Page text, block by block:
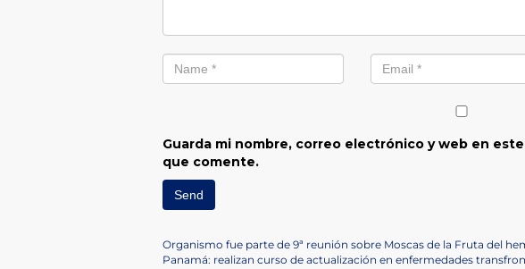
Guarda mi nombre, correo electrónico y web en
que comente.
Navegación
Previous
Post
Organismo fue parte de 9ª reunión sobre Moscas de la Fruta del
Next
Panamá: realizan curso de actualización en enfermedades